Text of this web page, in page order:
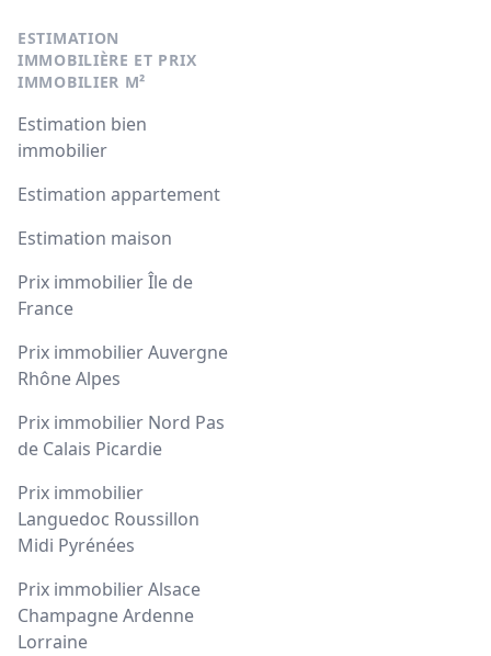
ESTIMATION
IMMOBILIÈRE ET PRIX
IMMOBILIER M²
Estimation bien
immobilier
Estimation appartement
Estimation maison
Prix immobilier Île de
France
Prix immobilier Auvergne
Rhône Alpes
Prix immobilier Nord Pas
de Calais Picardie
Prix immobilier
Languedoc Roussillon
Midi Pyrénées
Prix immobilier Alsace
Champagne Ardenne
Lorraine